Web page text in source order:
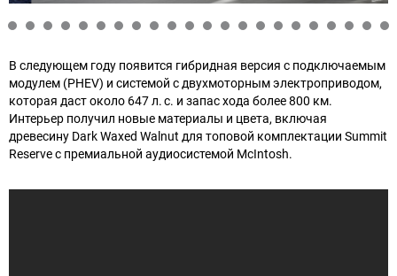
В следующем году появится гибридная версия с подключаемым
модулем (PHEV) и системой с двухмоторным электроприводом,
которая даст около 647 л. с. и запас хода более 800 км.
Интерьер получил новые материалы и цвета, включая
древесину Dark Waxed Walnut для топовой комплектации Summit
Reserve с премиальной аудиосистемой McIntosh.